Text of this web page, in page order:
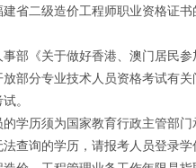
二级造价工程师职业资格证书
《关于做好香港、澳门居民参
放部分专业技术人员资格考试有
。
历须为国家教育行政主管部门
查询的学历，请报考人员登录